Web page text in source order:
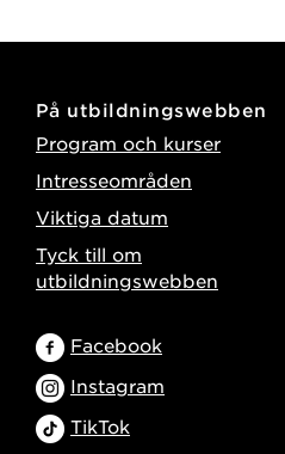
På utbildningswebben
Program och kurser
Intresseområden
Viktiga datum
Tyck till om
utbildningswebben
Facebook
Instagram
TikTok